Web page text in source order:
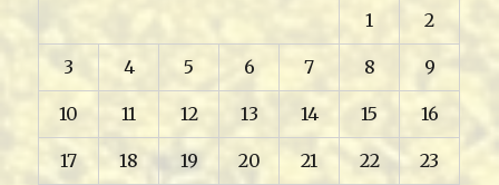
1 2
3 4 5 6 7 8 9
10 11 12 13 14 15 16
17 18 19 20 21 22 23